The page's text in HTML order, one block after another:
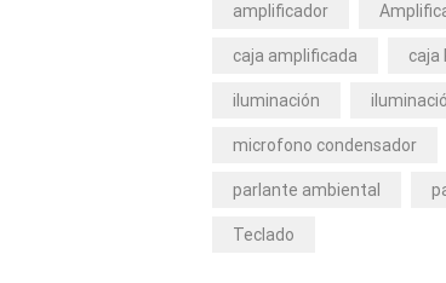
amplificador
caja amplificada caja
iluminación
microfono condensador
parlante ambiental
Teclado